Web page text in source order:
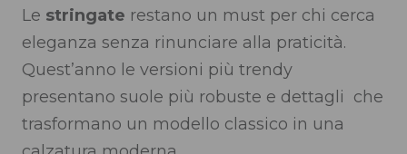
Le stringate restano un must per chi cerca
eleganza senza rinunciare alla praticità.
Quest’anno le versioni più trendy
presentano suole più robuste e dettagli che
trasformano un modello classico in una